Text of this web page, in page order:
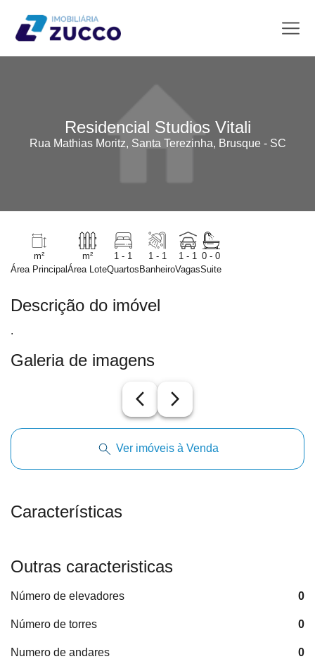
Residencial Studios Vitali
Rua Mathias Moritz, Santa Terezinha, Brusque - SC
m²
Área Principal
m²
Área Lote
1 - 1
Quartos
1 - 1
Banheiro
1 - 1
Vagas
0 - 0
Suite
Descrição do imóvel
.
Galeria de imagens
arrow_back_ios_new arrow_forward_ios
Ver imóveis à Venda
Características
Outras caracteristicas
Número de elevadores 0
Número de torres 0
Numero de andares 0